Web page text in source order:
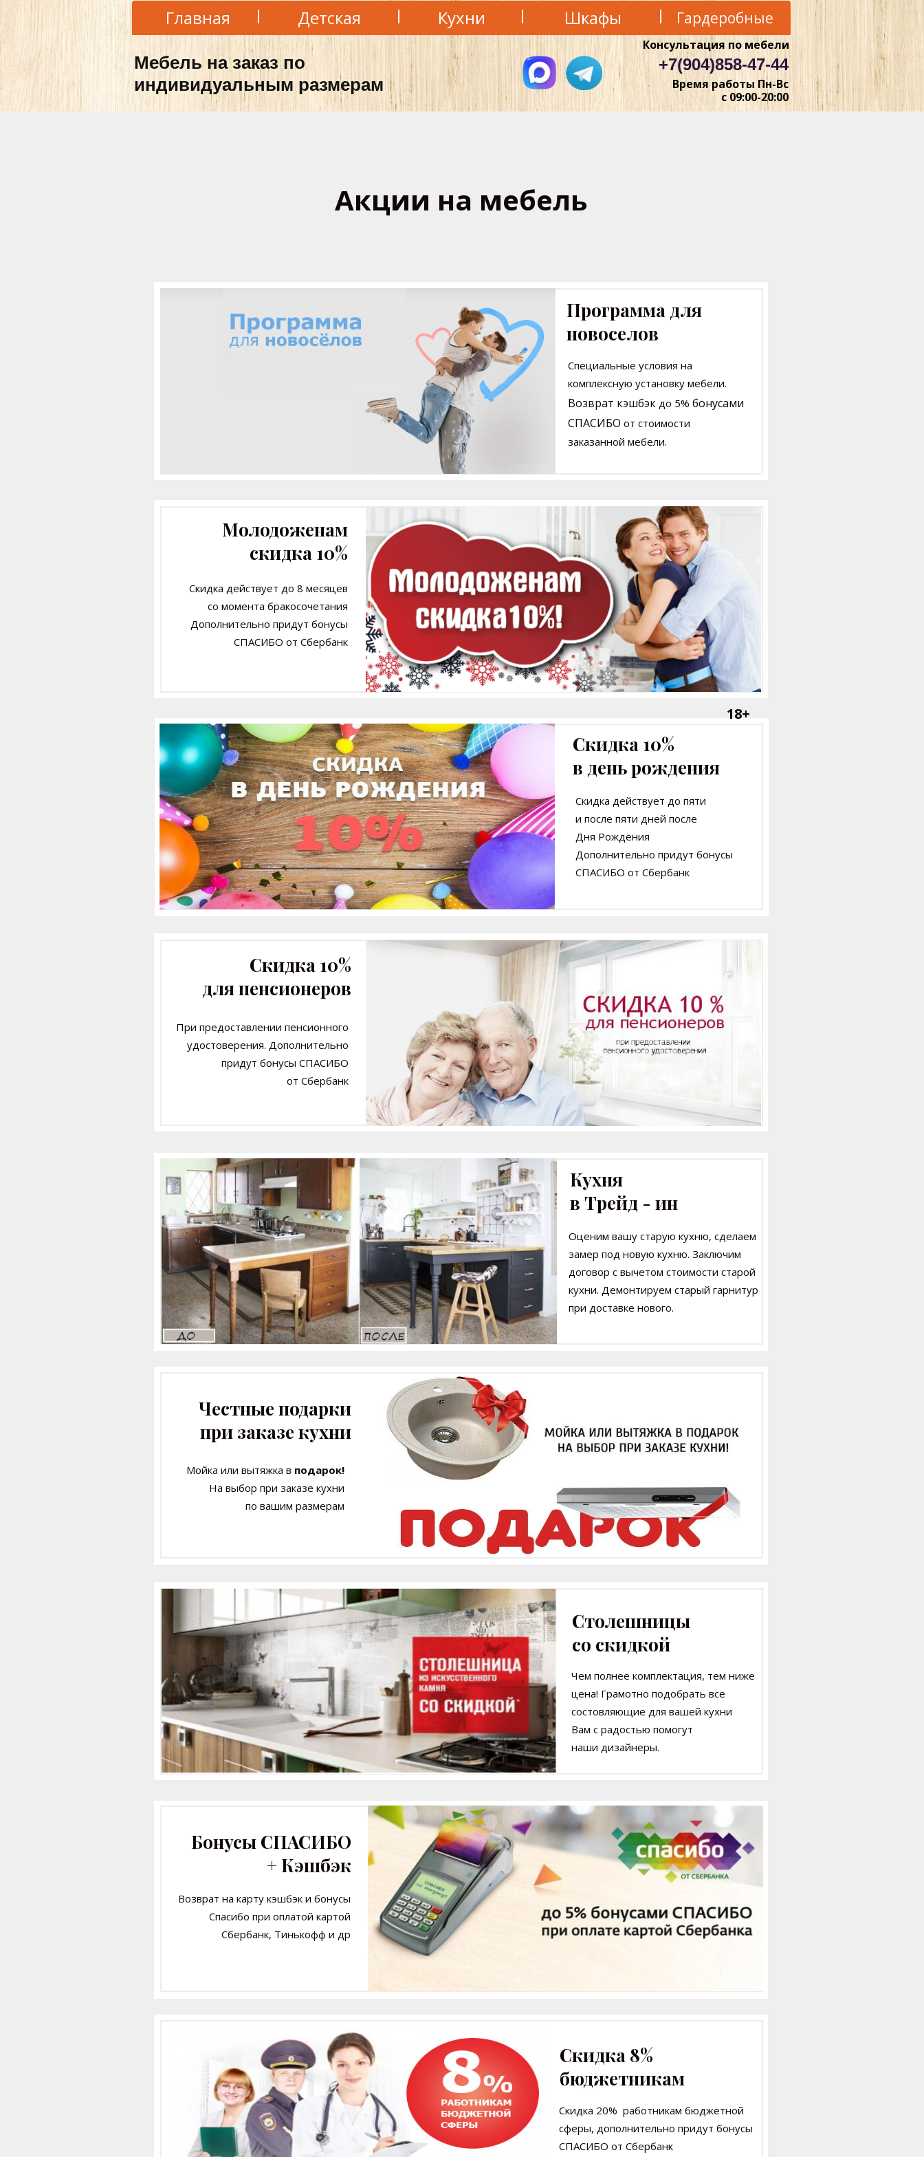
Главная
Консультация по мебели
18+
Молодоженам
скидка 10%
Специальные условия на
комплексную установку мебели.
Возврат кэшбэк до 5% бонусами
СПАСИБО от стоимости
заказанной мебели.
При предоставлении пенсионного
удостоверения. Дополнительно
придут бонусы СПАСИБО
от Сбербанк
Скидка 10%
для пенсионеров
Скидка 10%
в день рождения
Скидка действует до пяти
и после пяти дней после
Дня Рождения
Дополнительно придут бонусы
СПАСИБО от Сбербанк
Кухня
в Трейд - ин
Оценим вашу старую кухню, сделаем
замер под новую кухню. Заключим
договор с вычетом стоимости старой
кухни. Демонтируем старый гарнитур
при доставке нового.
+7(904)858-47-44
Мебель на заказ по
индивидуальным размерам
Кухни Гардеробные
Детская Шкафы
Время работы Пн-Вс
с 09:00-20:00
Чем полнее комплектация, тем ниже
цена! Грамотно подобрать все
состовляющие для вашей кухни
Вам с радостью помогут
наши дизайнеры.
Бонусы СПАСИБО
+ Кэшбэк
Возврат на карту кэшбэк и бонусы
Спасибо при оплатой картой
Сбербанк, Тинькофф и др
Честные подарки
при заказе кухни
Мойка или вытяжка в подарок!
На выбор при заказе кухни
по вашим размерам
Столешницы
со скидкой
Акции на мебель
Программа для
новоселов
Скидка 8%
бюджетникам
Скидка 20% работникам бюджетной
сферы, дополнительно придут бонусы
СПАСИБО от Сбербанк
Скидка действует до 8 месяцев
со момента бракосочетания
Дополнительно придут бонусы
СПАСИБО от Сбербанк